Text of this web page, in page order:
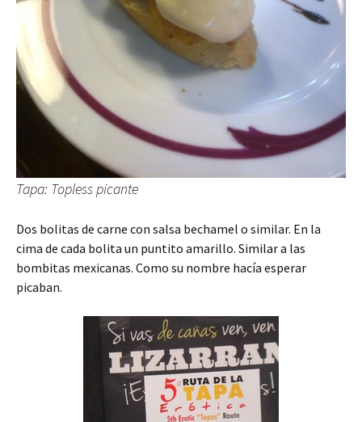
Tapa: Topless picante
Dos bolitas de carne con salsa bechamel o similar. En la
cima de cada bolita un puntito amarillo. Similar a las
bombitas mexicanas. Como su nombre hacía esperar
picaban.